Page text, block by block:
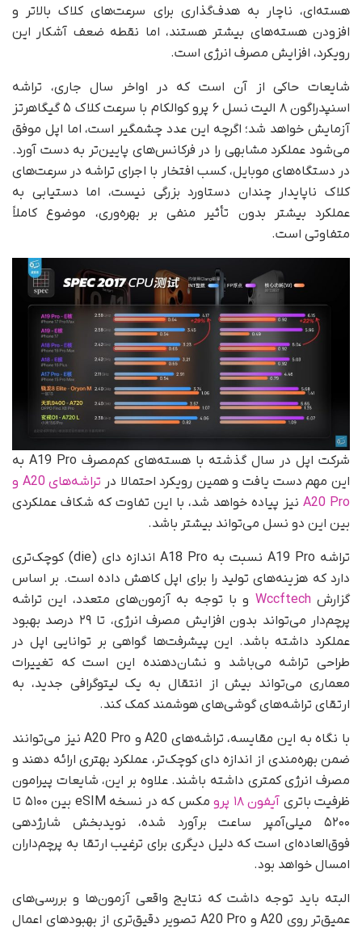
هسته‌ای، ناچار به هدف‌گذاری برای سرعت‌های کلاک بالاتر و
افزودن هسته‌های بیشتر هستند، اما نقطه ضعف آشکار این
رویکرد، افزایش مصرف انرژی است.
شایعات حاکی از آن است که در اواخر سال جاری، تراشه
اسنپدراگون ۸ الیت نسل ۶ پرو کوالکام با سرعت کلاک ۵ گیگاهرتز
آزمایش خواهد شد؛ اگرچه این عدد چشمگیر است، اما اپل موفق
می‌شود عملکرد مشابهی را در فرکانس‌های پایین‌تر به دست آورد.
در دستگاه‌های موبایل، کسب افتخار با اجرای تراشه در سرعت‌های
کلاک ناپایدار چندان دستاورد بزرگی نیست، اما دستیابی به
عملکرد بیشتر بدون تأثیر منفی بر بهره‌وری، موضوع کاملاً
متفاوتی است.
شرکت اپل در سال گذشته با هسته‌های کم‌مصرف A19 Pro به
این مهم دست یافت و همین رویکرد احتمالا در
تراشه‌های A20 و
A20 Pro نیز پیاده خواهد شد، با این تفاوت که شکاف عملکردی
بین این دو نسل می‌تواند بیشتر باشد.
تراشه A19 Pro نسبت به A18 Pro اندازه دای (die) کوچک‌تری
دارد که هزینه‌های تولید را برای اپل کاهش داده است. بر اساس
گزارشWccftech و با توجه به آزمون‌های متعدد، این تراشه
پرچم‌دار می‌تواند بدون افزایش مصرف انرژی، تا ۲۹ درصد بهبود
عملکرد داشته باشد. این پیشرفت‌ها گواهی بر توانایی اپل در
طراحی تراشه می‌باشد و نشان‌دهنده این است که تغییرات
معماری می‌تواند بیش از انتقال به یک لیتوگرافی جدید، به
ارتقای تراشه‌های گوشی‌های هوشمند کمک کند.
با نگاه به این مقایسه، تراشه‌های A20 و A20 Pro نیز می‌توانند
ضمن بهره‌مندی از اندازه دای کوچک‌تر، عملکرد بهتری ارائه دهند و
مصرف انرژی کمتری داشته باشند. علاوه بر این، شایعات پیرامون
ظرفیت باتری آیفون ۱۸ پرو
مکس که در نسخه eSIM بین ۵۱۰۰ تا
۵۲۰۰ میلی‌آمپر ساعت برآورد شده، نویدبخش شارژدهی
فوق‌العاده‌ای است که دلیل دیگری برای ترغیب ارتقا به پرچم‌داران
امسال خواهد بود.
البته باید توجه داشت که نتایج واقعی آزمون‌ها و بررسی‌های
عمیق‌تر روی A20 و A20 Pro تصویر دقیق‌تری از بهبودهای اعمال